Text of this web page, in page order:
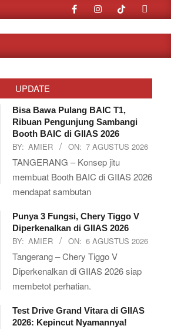
Search
UPDATE
Bisa Bawa Pulang BAIC T1,
Ribuan Pengunjung Sambangi
Booth BAIC di GIIAS 2026
BY: AMIER ON: 7 AGUSTUS 2026
TANGERANG – Konsep jitu
membuat Booth BAIC di GIIAS 2026
mendapat sambutan
Punya 3 Fungsi, Chery Tiggo V
Diperkenalkan di GIIAS 2026
BY: AMIER ON: 6 AGUSTUS 2026
Tangerang – Chery Tiggo V
Diperkenalkan di GIIAS 2026 siap
membetot perhatian.
Test Drive Grand Vitara di GIIAS
2026: Kepincut Nyamannya!